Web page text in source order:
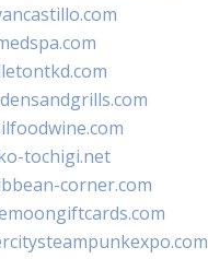
tochigi.net
corner.com